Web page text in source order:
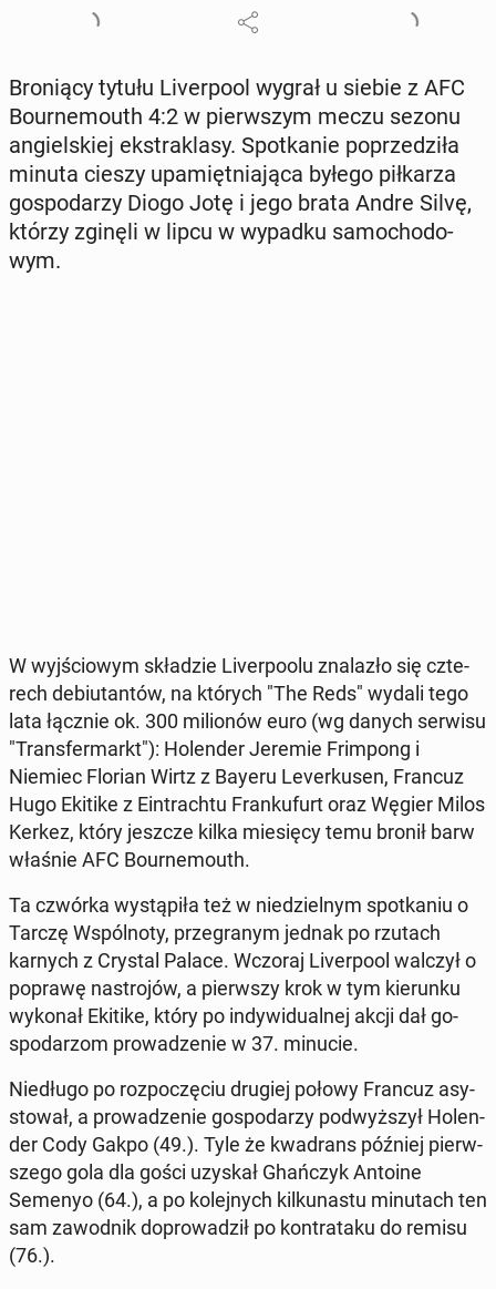
Bro­nią­cy tytułu Li­ver­po­ol wygrał u siebie z AFC
Bo­ur­ne­mo­uth 4:2 w pierw­szym meczu sezonu
an­giel­skiej eks­tra­kla­sy. Spo­tka­nie po­prze­dzi­ła
minuta cieszy upa­mięt­nia­ją­ca byłego pił­ka­rza
go­spo­da­rzy Diogo Jotę i jego brata Andre Silvę,
którzy zginęli w lipcu w wypadku sa­mo­cho­do­
wym.
W wyj­ścio­wym skła­dzie Li­ver­po­olu zna­la­zło się czte­
rech de­biu­tan­tów, na których "The Reds" wydali tego
lata łącznie ok. 300 mi­lio­nów euro (wg danych serwisu
"Trans­fer­markt"): Ho­len­der Jeremie Frim­pong i
Niemiec Florian Wirtz z Bayeru Le­ver­ku­sen, Francuz
Hugo Ekitike z Ein­trach­tu Fran­ku­furt oraz Węgier Milos
Kerkez, który jeszcze kilka mie­się­cy temu bronił barw
właśnie AFC Bo­ur­ne­mo­uth.
Ta czwórka wy­stą­pi­ła też w nie­dziel­nym spo­tka­niu o
Tarczę Wspól­no­ty, prze­gra­nym jednak po rzutach
karnych z Crystal Palace. Wczoraj Li­ver­po­ol walczył o
poprawę na­stro­jów, a pierw­szy krok w tym kie­run­ku
wykonał Ekitike, który po in­dy­wi­du­al­nej akcji dał go­
spo­da­rzom pro­wa­dze­nie w 37. minucie.
Nie­dłu­go po roz­po­czę­ciu drugiej połowy Francuz asy­
sto­wał, a pro­wa­dze­nie go­spo­da­rzy pod­wyż­szył Ho­len­
der Cody Gakpo (49.). Tyle że kwa­drans później pierw­
sze­go gola dla gości uzyskał Ghań­czyk Antoine
Semenyo (64.), a po ko­lej­nych kil­ku­na­stu mi­nu­tach ten
sam za­wod­nik do­pro­wa­dził po kontr­ata­ku do remisu
(76.).